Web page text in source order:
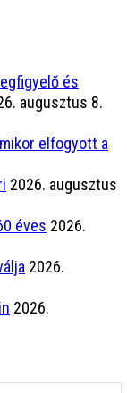
és
augusztus 8.
elfogyott a
2026. augusztus
éves 2026.
2026.
2026.